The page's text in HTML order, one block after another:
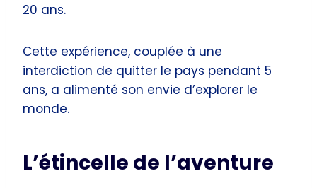
20 ans.
Cette expérience, couplée à une
interdiction de quitter le pays pendant 5
ans, a alimenté son envie d’explorer le
monde.
L’étincelle de l’aventure